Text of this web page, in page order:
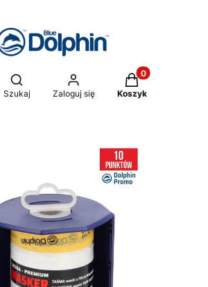
Otwórz wyszukiwarkę
Szukaj Zaloguj się
Produkty w
Koszyk